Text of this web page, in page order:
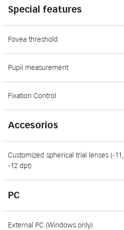
Special features
Fovea threshold
Pupil measurement
Fixation Control
Accesorios
Customized spherical trial lenses (-11,
-12 dpt)
PC
External PC (Windows only)